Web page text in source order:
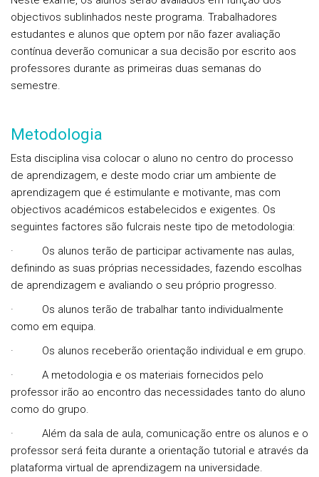
objectivos sublinhados neste programa. Trabalhadores
estudantes e alunos que optem por não fazer avaliação
contínua deverão comunicar a sua decisão por escrito aos
professores durante as primeiras duas semanas do
semestre.
Metodologia
Esta disciplina visa colocar o aluno no centro do processo
de aprendizagem, e deste modo criar um ambiente de
aprendizagem que é estimulante e motivante, mas com
objectivos académicos estabelecidos e exigentes. Os
seguintes factores são fulcrais neste tipo de metodologia:
·
Os alunos terão de participar activamente nas aulas,
definindo as suas próprias necessidades, fazendo escolhas
de aprendizagem e avaliando o seu próprio progresso.
·
Os alunos terão de trabalhar tanto individualmente
como em equipa.
·
Os alunos receberão orientação individual e em grupo.
·
A metodologia e os materiais fornecidos pelo
professor irão ao encontro das necessidades tanto do aluno
como do grupo.
·
Além da sala de aula, comunicação entre os alunos e o
professor será feita durante a orientação tutorial e através da
plataforma virtual de aprendizagem na universidade.